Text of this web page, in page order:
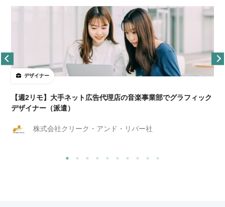
デザイナー
【週2リモ】大手ネット広告代理店の音楽事業部でグラフィック
デザイナー（派遣）
株式会社クリーク・アンド・リバー社